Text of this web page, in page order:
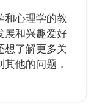
心理学的教
展和兴趣爱好
想了解更多关
他的问题，